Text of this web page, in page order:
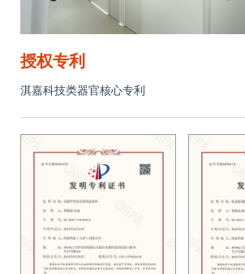
授权专利
淇嘉科技类器官核心专利